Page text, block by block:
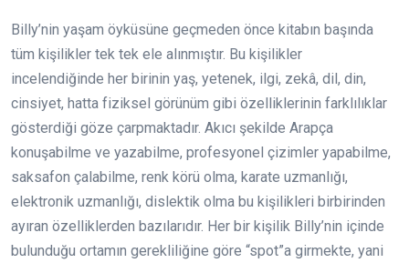
Billy’nin yaşam öyküsüne geçmeden önce kitabın başında
tüm kişilikler tek tek ele alınmıştır. Bu kişilikler
incelendiğinde her birinin yaş, yetenek, ilgi, zekâ, dil, din,
cinsiyet, hatta fiziksel görünüm gibi özelliklerinin farklılıklar
gösterdiği göze çarpmaktadır. Akıcı şekilde Arapça
konuşabilme ve yazabilme, profesyonel çizimler yapabilme,
saksafon çalabilme, renk körü olma, karate uzmanlığı,
elektronik uzmanlığı, dislektik olma bu kişilikleri birbirinden
ayıran özelliklerden bazılarıdır. Her bir kişilik Billy’nin içinde
bulunduğu ortamın gerekliliğine göre “spot”a girmekte, yani